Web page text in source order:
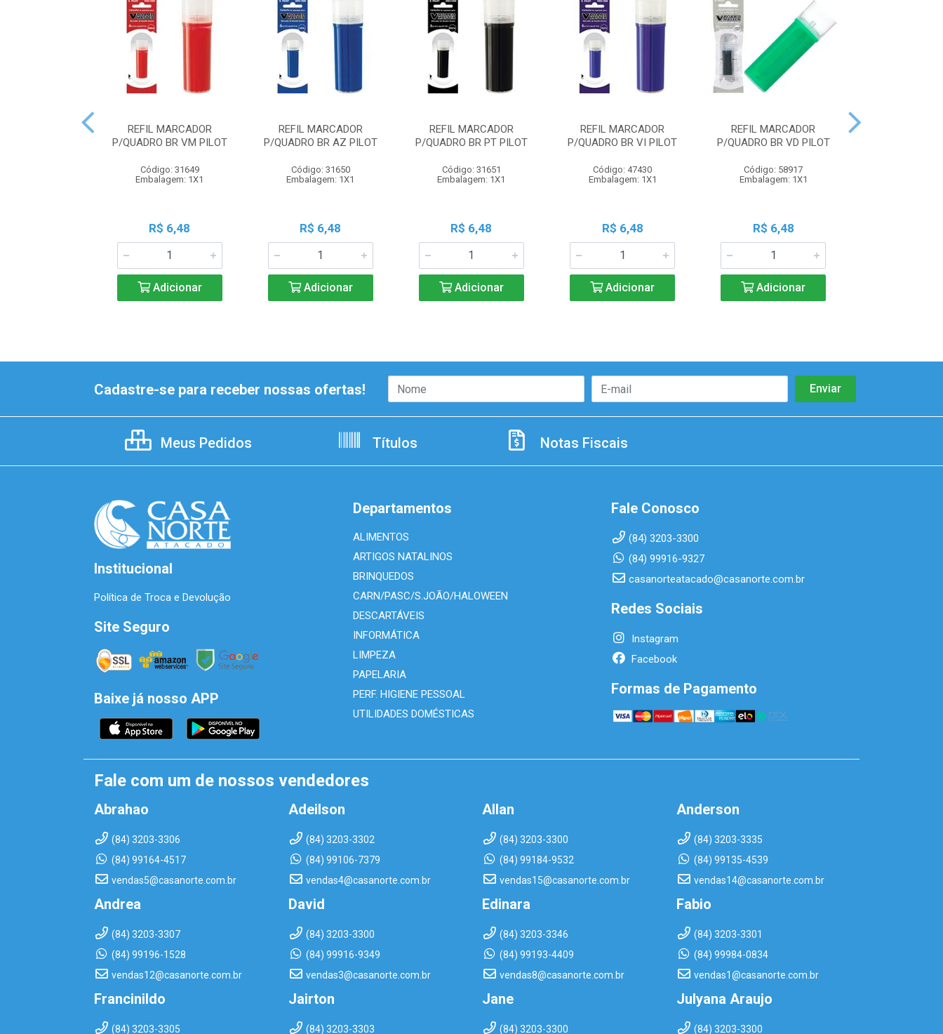
REFIL MARCADOR
P/QUADRO BR VM PILOT
Código: 31649
Embalagem: 1X1
R$ 6,48
Adicionar
REFIL MARCADOR
P/QUADRO BR AZ PILOT
Código: 31650
Embalagem: 1X1
R$ 6,48
Adicionar
REFIL MARCADOR
P/QUADRO BR PT PILOT
Código: 31651
Embalagem: 1X1
R$ 6,48
Adicionar
REFIL MARCADOR
P/QUADRO BR VI PILOT
Código: 47430
Embalagem: 1X1
R$ 6,48
Adicionar
REFIL MARCADOR
P/QUADRO BR VD PILOT
Código: 58917
Embalagem: 1X1
R$ 6,48
Adicionar
Cadastre-se para receber nossas ofertas!
Meus Pedidos Títulos Notas Fiscais
Institucional
Política de Troca e Devolução
Site Seguro
Baixe já nosso APP
Departamentos
ALIMENTOS
ARTIGOS NATALINOS
BRINQUEDOS
CARN/PASC/S.JOÃO/HALOWEEN
DESCARTÁVEIS
INFORMÁTICA
LIMPEZA
PAPELARIA
PERF. HIGIENE PESSOAL
UTILIDADES DOMÉSTICAS
Fale Conosco
(84) 3203-3300
(84) 99916-9327
casanorteatacado@casanorte.com.br
Redes Sociais
Instagram
Facebook
Formas de Pagamento
Fale com um de nossos vendedores
Abrahao
(84) 3203-3306
(84) 99164-4517
vendas5@casanorte.com.br
Adeilson
(84) 3203-3302
(84) 99106-7379
vendas4@casanorte.com.br
Allan
(84) 3203-3300
(84) 99184-9532
vendas15@casanorte.com.br
Anderson
(84) 3203-3335
(84) 99135-4539
vendas14@casanorte.com.br
Andrea
(84) 3203-3307
(84) 99196-1528
vendas12@casanorte.com.br
David
(84) 3203-3300
(84) 99916-9349
vendas3@casanorte.com.br
Edinara
(84) 3203-3346
(84) 99193-4409
vendas8@casanorte.com.br
Fabio
(84) 3203-3301
(84) 99984-0834
vendas1@casanorte.com.br
Francinildo
(84) 3203-3305
Jairton
(84) 3203-3303
Jane
(84) 3203-3300
Julyana Araujo
(84) 3203-3300